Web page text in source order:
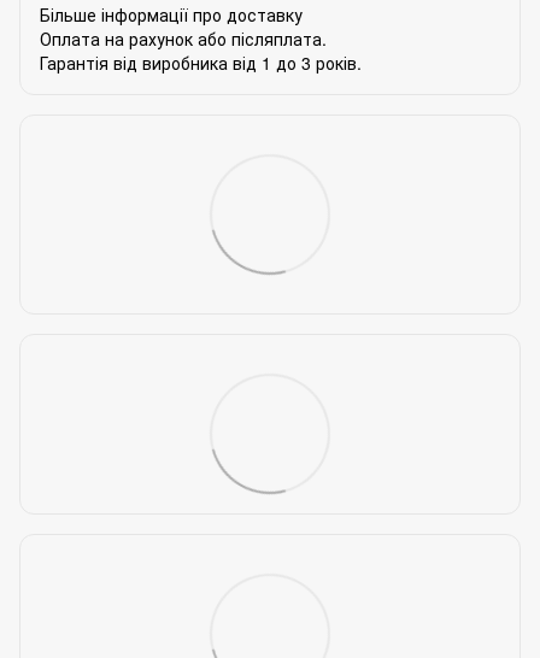
Більше інформації про доставку
Оплата на рахунок або післяплата.
Гарантія від виробника від 1 до 3 років.